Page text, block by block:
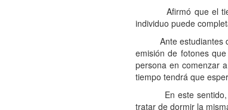
Afirmó que el
individuo puede
Ante estudiantes de
emisión de fotones
persona en comenzar
tiempo tendrá que
En este sentido,
tratar de dormir la